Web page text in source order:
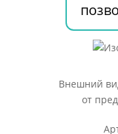
Внешний
от